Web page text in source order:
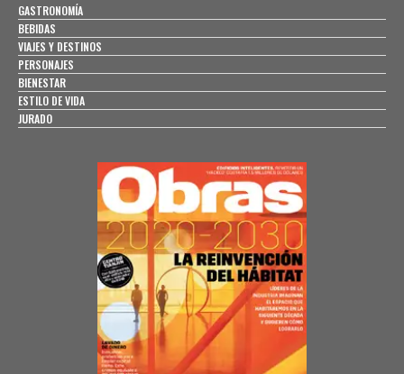
GASTRONOMÍA
BEBIDAS
VIAJES Y DESTINOS
PERSONAJES
BIENESTAR
ESTILO DE VIDA
JURADO